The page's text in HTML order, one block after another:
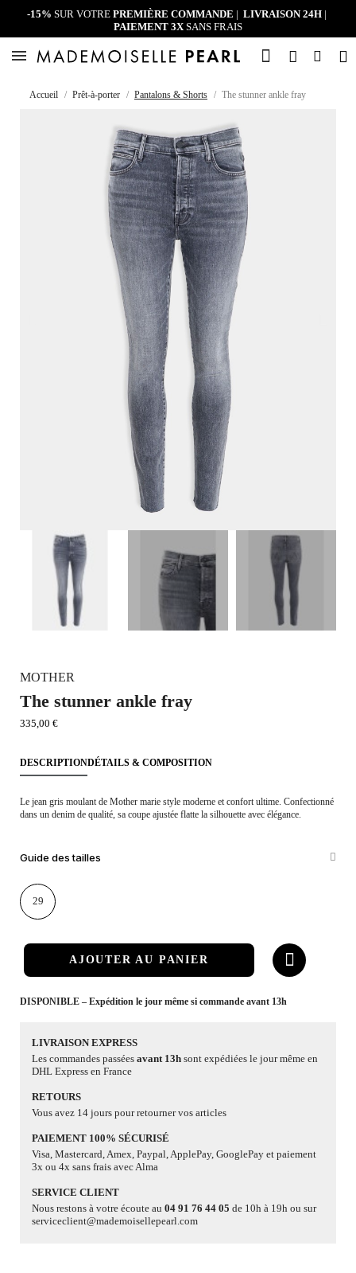
-15% SUR VOTRE PREMIÈRE COMMANDE | LIVRAISON 24H |
PAIEMENT 3XSANS FRAIS
Accueil Prêt-à-porter Pantalons & Shorts The stunner ankle fray
The stunner ankle fray
MOTHER
335,00 €
DESCRIPTIONDÉTAILS & COMPOSITION
Le jean gris moulant de Mother marie style moderne et confort ultime. Confectionné
dans un denim de qualité, sa coupe ajustée flatte la silhouette avec élégance.
Guide des tailles
29
AJOUTER AU PANIER
DISPONIBLE – Expédition le jour même si commande avant 13h
LIVRAISON EXPRESS
Les commandes passées avant 13h sont expédiées le jour même en
DHL Express en France
RETOURS
Vous avez 14 jours pour retourner vos articles
PAIEMENT 100% SÉCURISÉ
Visa, Mastercard, Amex, Paypal, ApplePay, GooglePay et paiement
3x ou 4x sans frais avec Alma
SERVICE CLIENT
Nous restons à votre écoute au 04 91 76 44 05 de 10h à 19h ou sur
serviceclient@mademoisellepearl.com